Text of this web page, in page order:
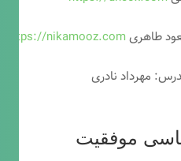
https://nikamooz.com
موفقیت